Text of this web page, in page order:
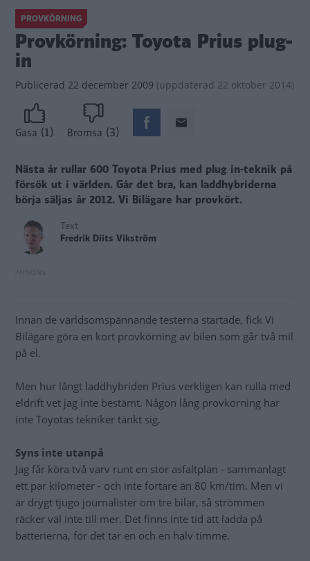
PROVKÖRNING
Provkörning: Toyota Prius plug-
in
Publicerad 22 december 2009 (uppdaterad 22 oktober 2014)
Gasa (1) Bromsa (3)
Nästa år rullar 600 Toyota Prius med plug in-teknik på
försök ut i världen. Går det bra, kan laddhybriderna
börja säljas år 2012. Vi Bilägare har provkört.
Text
Fredrik Diits Vikström
Innan de världsomspännande testerna startade, fick Vi
Bilägare göra en kort provkörning av bilen som går två mil
på el.
Men hur långt laddhybriden Prius verkligen kan rulla med
eldrift vet jag inte bestämt. Någon lång provkörning har
inte Toyotas tekniker tänkt sig.
Syns inte utanpå
Jag får köra två varv runt en stor asfaltplan - sammanlagt
ett par kilometer - och inte fortare än 80 km/tim. Men vi
är drygt tjugo journalister om tre bilar, så strömmen
räcker väl inte till mer. Det finns inte tid att ladda på
batterierna, för det tar en och en halv timme.